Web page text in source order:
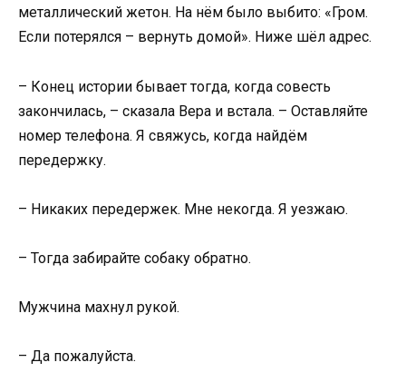
металлический жетон. На нём было выбито: «Гром.
Если потерялся – вернуть домой». Ниже шёл адрес.
– Конец истории бывает тогда, когда совесть
закончилась, – сказала Вера и встала. – Оставляйте
номер телефона. Я свяжусь, когда найдём
передержку.
– Никаких передержек. Мне некогда. Я уезжаю.
– Тогда забирайте собаку обратно.
Мужчина махнул рукой.
– Да пожалуйста.